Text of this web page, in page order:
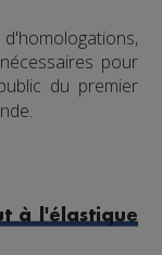
pour
du premier
à l'élastique